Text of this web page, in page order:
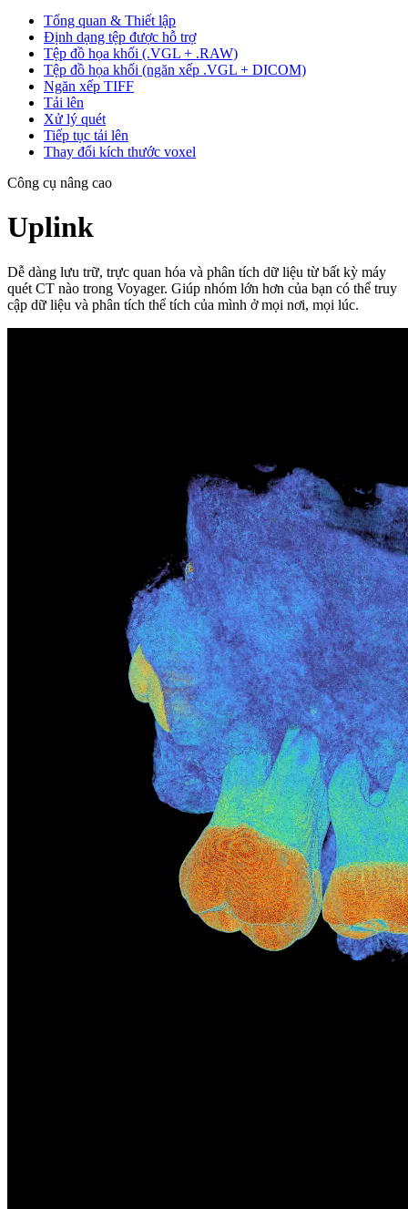
Tổng quan & Thiết lập
Định dạng tệp được hỗ trợ
Tệp đồ họa khối (.VGL + .RAW)
Tệp đồ họa khối (ngăn xếp .VGL + DICOM)
Ngăn xếp TIFF
Tải lên
Xử lý quét
Tiếp tục tải lên
Thay đổi kích thước voxel
Công cụ nâng cao
Uplink
Dễ dàng lưu trữ, trực quan hóa và phân tích dữ liệu từ bất kỳ máy
quét CT nào trong Voyager. Giúp nhóm lớn hơn của bạn có thể truy
cập dữ liệu và phân tích thể tích của mình ở mọi nơi, mọi lúc.